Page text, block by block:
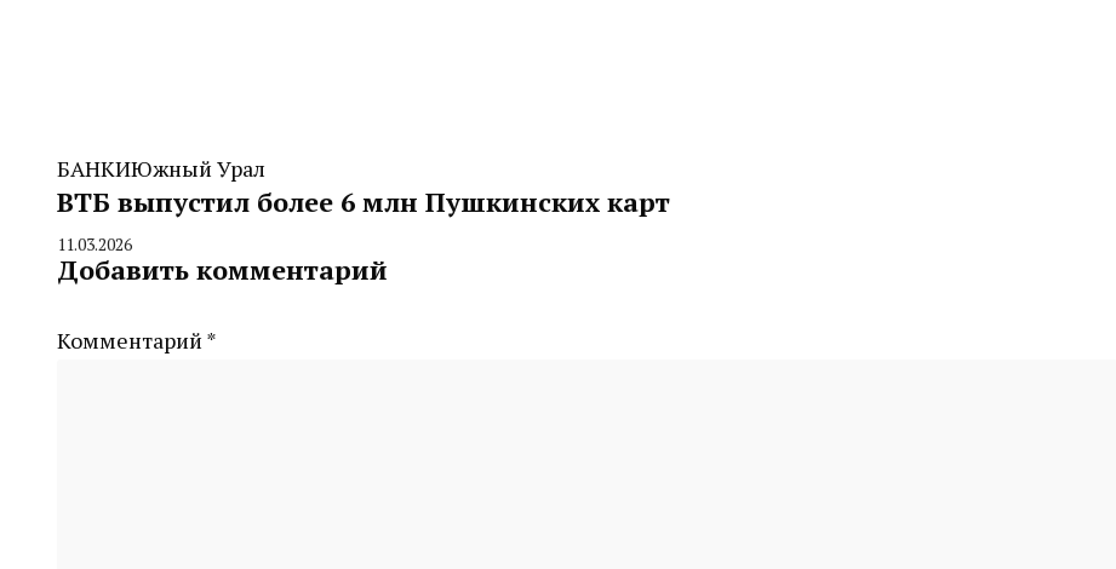
БАНКИЮжный Урал
ВТБ выпустил более 6 млн Пушкинских карт
By
CHELINDUSTRY
11.03.2026
Добавить комментарий
Комментарий *